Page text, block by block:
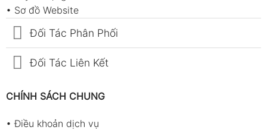
• Sơ đồ Website
Đối Tác Phân Phối
Đối Tác Liên Kết
CHÍNH SÁCH CHUNG
•Điều khoản dịch vụ